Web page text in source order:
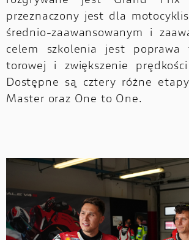
przeznaczony jest dla
średnio-zaawansowanym i
celem szkolenia jest poprawa
torowej i zwiększenie
Dostępne są cztery różne
Master oraz One to One.